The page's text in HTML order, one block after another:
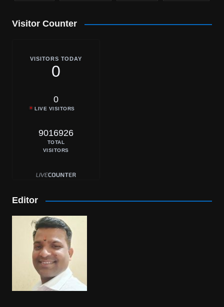
Visitor Counter
VISITORS TODAY
0
0
LIVE VISITORS
9016926
TOTAL
VISITORS
Editor